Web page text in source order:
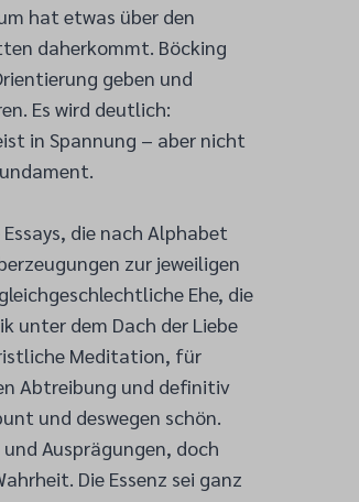
hat etwas über den
daherkommt. Böcking
geben und
Es wird deutlich:
in Spannung – aber nicht
die nach Alphabet
zur jeweiligen
Ehe, die
unter dem Dach der Liebe
Meditation, für
Abtreibung und definitiv
und deswegen schön.
Ausprägungen, doch
Die Essenz sei ganz